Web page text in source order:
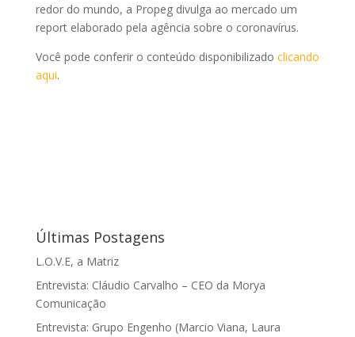
redor do mundo, a Propeg divulga ao mercado um
report elaborado pela agência sobre o coronavírus.
Você pode conferir o conteúdo disponibilizado clicando
aqui.
Últimas Postagens
L.O.V.E, a Matriz
Entrevista: Cláudio Carvalho – CEO da Morya
Comunicação
Entrevista: Grupo Engenho (Marcio Viana, Laura